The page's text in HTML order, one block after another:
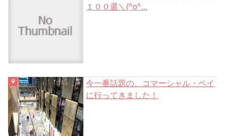
１００選＼(^o^...
今一番話題の、コマーシャル・ベイ
に行ってきました！